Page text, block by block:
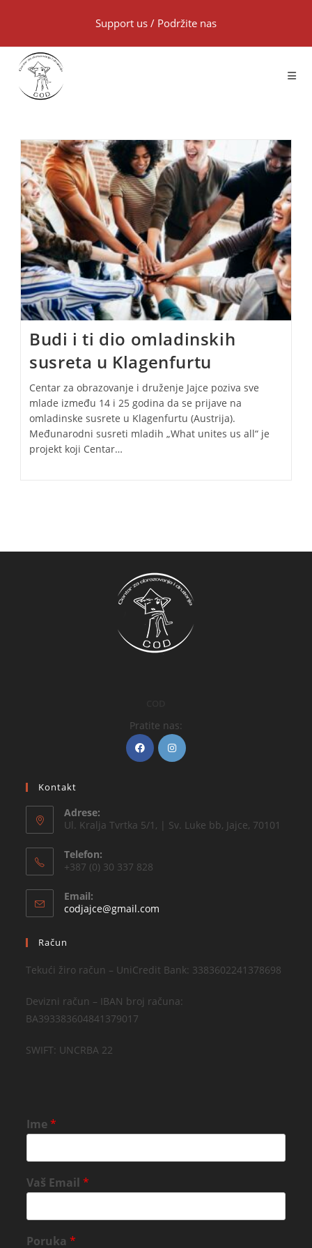
Support us / Podržite nas
Budi i ti dio omladinskih
susreta u Klagenfurtu
Centar za obrazovanje i druženje Jajce poziva sve
mlade između 14 i 25 godina da se prijave na
omladinske susrete u Klagenfurtu (Austrija).
Međunarodni susreti mladih „What unites us all“ je
projekt koji Centar…
Pratite nas:
Kontakt
Adrese:
Ul. Kralja Tvrtka 5/1, | Sv. Luke bb, Jajce, 70101
Telefon:
+387 (0) 30 337 828
Email:
codjajce@gmail.com
Račun
Tekući žiro račun – UniCredit Bank: 3383602241378698
Devizni račun – IBAN broj računa:
BA393383604841379017
SWIFT: UNCRBA 22
Ime*
Vaš Email*
Poruka*